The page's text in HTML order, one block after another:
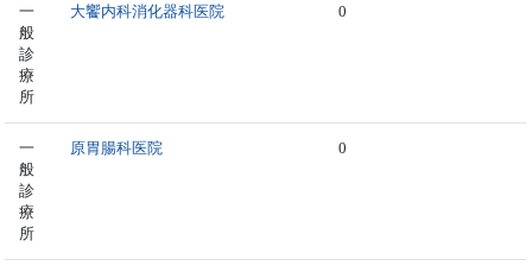
一
般
診
療
所
大饗内科消化器科医院 0
一
般
診
療
所
原胃腸科医院 0